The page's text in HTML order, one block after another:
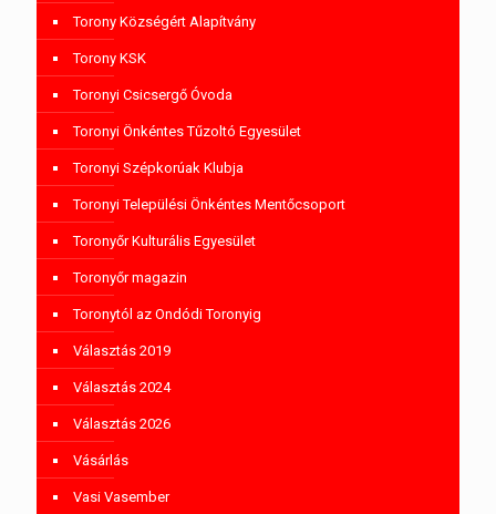
Torony Községért Alapítvány
Torony KSK
Toronyi Csicsergő Óvoda
Toronyi Önkéntes Tűzoltó Egyesület
Toronyi Szépkorúak Klubja
Toronyi Települési Önkéntes Mentőcsoport
Toronyőr Kulturális Egyesület
Toronyőr magazin
Toronytól az Ondódi Toronyig
Választás 2019
Választás 2024
Választás 2026
Vásárlás
Vasi Vasember